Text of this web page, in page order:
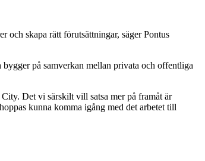
och skapa rätt förutsättningar, säger Pontus
på samverkan mellan privata och offentliga
Det vi särskilt vill satsa mer på framåt är
kunna komma igång med det arbetet till